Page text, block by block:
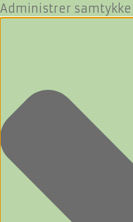
Administrer samtykke